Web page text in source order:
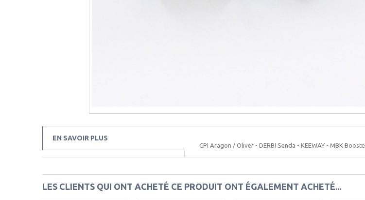
EN SAVOIR PLUS
CPI Aragon / Oliver - DERBI Senda - KEEWAY - MBK
LES CLIENTS QUI ONT ACHETÉ CE PRODUIT ONT ÉGALEMENT ACHETÉ...